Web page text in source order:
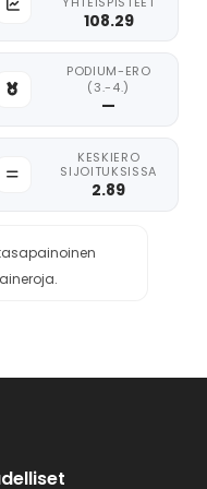
108.29
PODIUM-ERO
(3.-4.)
—
KESKIERO
SIJOITUKSISSA
2.89